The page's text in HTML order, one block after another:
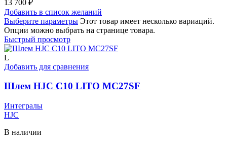
13 700 ₽
Добавить в список желаний
Выберите параметры Этот товар имеет несколько вариаций.
Опции можно выбрать на странице товара.
Быстрый просмотр
L
Добавить для сравнения
Шлем HJC C10 LITO MC27SF
Интегралы
HJC
В наличии